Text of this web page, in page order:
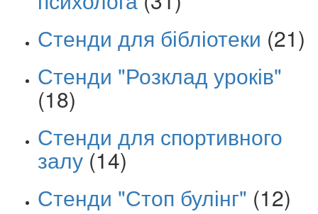
Стенди для бібліотеки (21)
Стенди "Розклад уроків"
(18)
Стенди для спортивного
залу(14)
Стенди "Стоп булінг" (12)